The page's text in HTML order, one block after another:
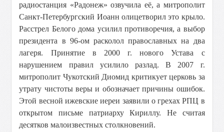
радиостанция «Радонеж» озвучила её, а митрополит
Санкт-Петербургский Иоанн олицетворил это крыло.
Расстрел Белого дома усилил противоречия, а выбор
президента в 96-ом расколол православных на два
лагеря. Принятие в 2000 г. нового Устава с
нарушением правил усилило разлад. В 2007 г.
митрополит Чукотский Диомид критикует церковь за
утрату чистоты веры и обозначает причины ошибок.
Этой весной ижевские иереи заявили о грехах РПЦ в
открытом письме патриарху Кириллу. Не считая
десятков малоизвестных столкновений.